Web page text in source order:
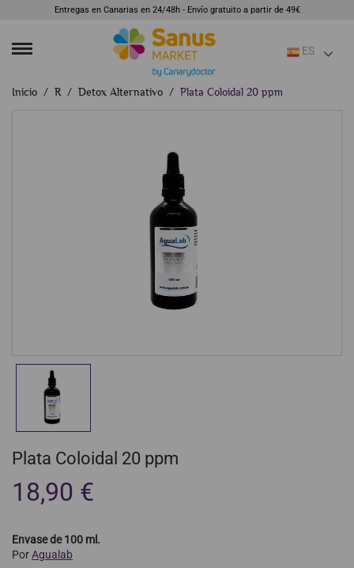
Entregas en Canarias en 24/48h - Envío gratuito a partir de 49€
ES
Inicio R Detox Alternativo Plata Coloidal 20 ppm
Plata Coloidal 20 ppm
18,90 €
Envase de 100 ml.
PorAgualab